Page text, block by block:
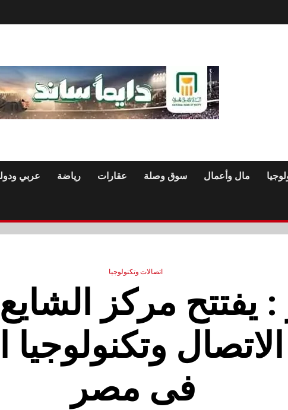
مال وأعمال سوق وصلة عقارات رياضة عربي
اتصالات وتكنولوجيا
: يفتتح مركز
وتكنولوجيا
فى مصر